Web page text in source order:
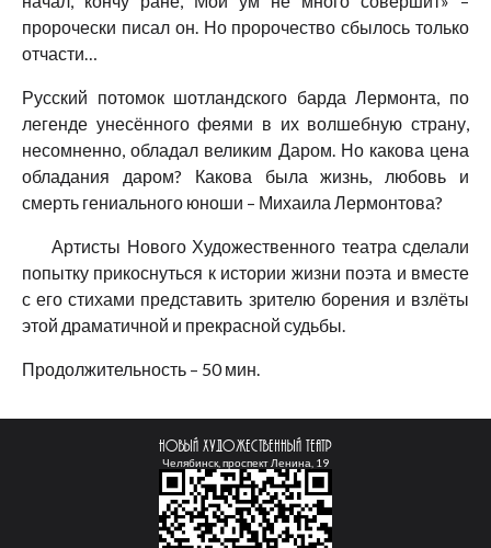
пророчески писал он. Но пророчество сбылось только
отчасти…
Русский потомок шотландского барда Лермонта, по
легенде унесённого феями в их волшебную страну,
несомненно, обладал великим Даром. Но какова цена
обладания даром? Какова была жизнь, любовь и
смерть гениального юноши – Михаила Лермонтова?
Артисты Нового Художественного театра сделали
попытку прикоснуться к истории жизни поэта и вместе
с его стихами представить зрителю борения и взлёты
этой драматичной и прекрасной судьбы.
Продолжительность – 50 мин.
Новый Художественный театр
Челябинск, проспект Ленина, 19